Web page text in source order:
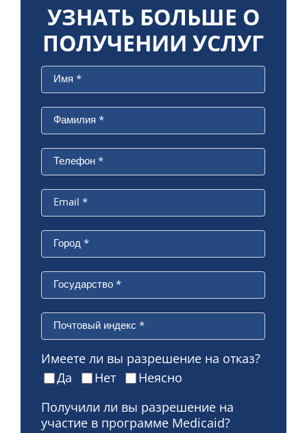
УЗНАТЬ БОЛЬШЕ О
ПОЛУЧЕНИИ УСЛУГ
Имя *
Фамилия *
Телефон *
Email *
Город *
Государство *
Почтовый индекс *
Имеете ли вы разрешение на отказ?
Да
Нет
Неясно
Получили ли вы разрешение на
участие в программе Medicaid?